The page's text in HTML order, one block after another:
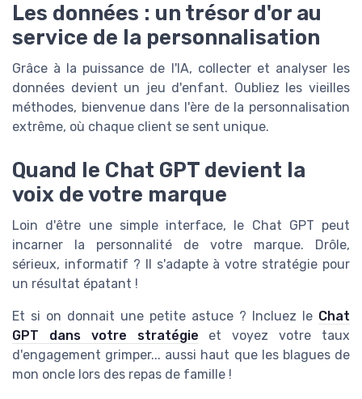
Les données : un trésor d'or au
service de la personnalisation
Grâce à la puissance de l'IA, collecter et analyser les
données devient un jeu d'enfant. Oubliez les vieilles
méthodes, bienvenue dans l'ère de la personnalisation
extrême, où chaque client se sent unique.
Quand le Chat GPT devient la
voix de votre marque
Loin d'être une simple interface, le Chat GPT peut
incarner la personnalité de votre marque. Drôle,
sérieux, informatif ? Il s'adapte à votre stratégie pour
un résultat épatant !
Et si on donnait une petite astuce ? Incluez le Chat
GPT dans votre stratégie et voyez votre taux
d'engagement grimper... aussi haut que les blagues de
mon oncle lors des repas de famille !